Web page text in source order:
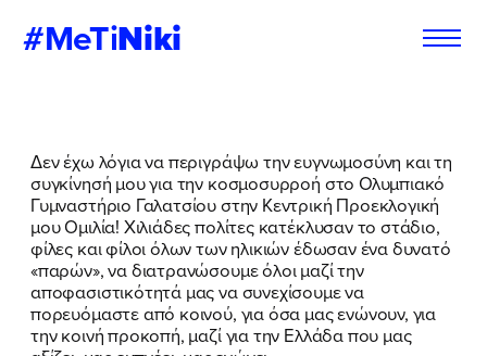
#MeTiNiki
Δεν έχω λόγια να περιγράψω την ευγνωμοσύνη και τη
συγκίνησή μου για την κοσμοσυρροή στο Ολυμπιακό
Γυμναστήριο Γαλατσίου στην Κεντρική Προεκλογική
μου Ομιλία! Χιλιάδες πολίτες κατέκλυσαν το στάδιο,
φίλες και φίλοι όλων των ηλικιών έδωσαν ένα δυνατό
«παρών», να διατρανώσουμε όλοι μαζί την
αποφασιστικότητά μας να συνεχίσουμε να
πορευόμαστε από κοινού, για όσα μας ενώνουν, για
την κοινή προκοπή, μαζί για την Ελλάδα που μας
Φόρμα
Εθελοντή
Εάν θέλετε να ενημερώνεστε για τις
δράσεις μας, μπορείτε να δηλώσετε
παρακάτω τα στοιχεία σας:
Εγγραφή στο
Newsletter
Εάν θέλετε να ενημερώνεστε για τις
δράσεις μας, μπορείτε να δηλώσετε
παρακάτω τα στοιχεία σας: